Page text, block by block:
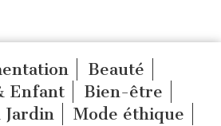
Beauté
Enfant
Bien-être
Jardin
Mode éthique